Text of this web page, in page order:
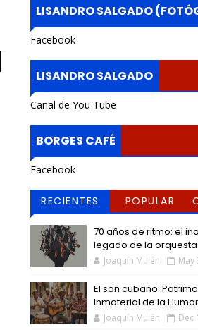
LISANDRO SALGADO
Facebook
LISANDRO SALGADO
Canal de You Tube
BORGES CAFÉ
Facebook
RECIENTES POPULAR
70 años de ritmo: el
legado de la orquesta
Joaquín Mulén May
El son cubano:
Inmaterial de la
Joaquín Mulén Dec